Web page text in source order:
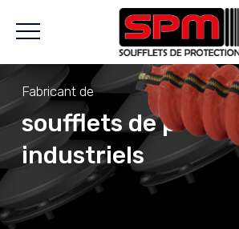
Fabricant de
soufflets de
industriels